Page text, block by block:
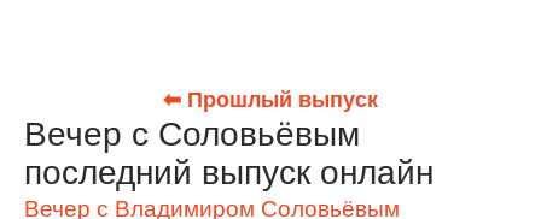
⬅ Прошлый выпуск
Вечер с Соловьёвым
последний выпуск онлайн
Вечер с Владимиром Соловьёвым